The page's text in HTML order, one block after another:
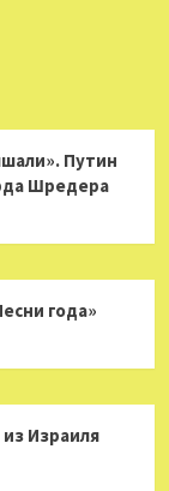
Путин
Шредера
года»
Израиля